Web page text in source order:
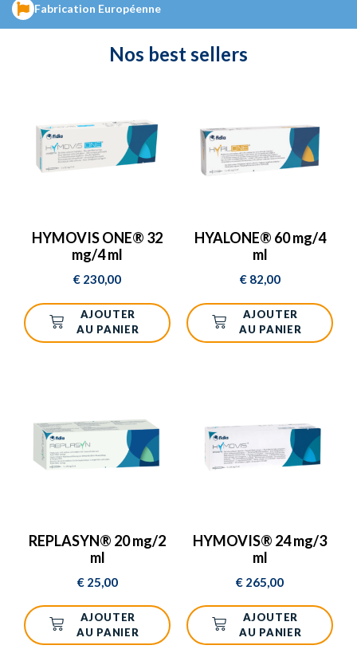
LABORATOIRES FIDIA
DÉCOUVREZ LES PRODUITS
Fabrication Européenne
Nos best sellers
HYMOVIS ONE® 32
mg/4 ml
€ 230,00
AJOUTER
AU PANIER
HYALONE® 60 mg/4
ml
€82,00
AJOUTER
AU PANIER
REPLASYN® 20 mg/2
ml
€25,00
AJOUTER
AU PANIER
HYMOVIS® 24 mg/3
ml
€ 265,00
AJOUTER
AU PANIER